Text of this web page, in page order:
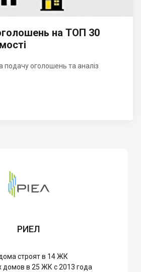
на ТОП 30
оголошень та аналіз
РИЕЛ
строят в 14 ЖК
домов в 25 ЖК с 2013 года